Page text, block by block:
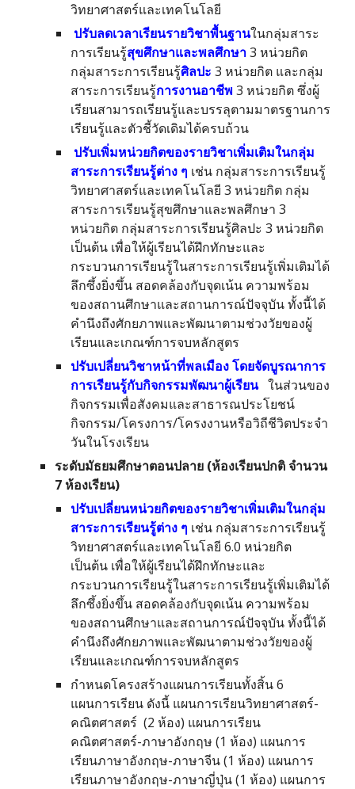
วิทยาศาสตร์และเทคโนโลยี
ปรับลดเวลาเรียนรายวิชาพื้นฐานในกลุ่มสาระ
การเรียนรู้สุขศึกษาและพลศึกษา3 หน่วยกิต
กลุ่มสาระการเรียนรู้ศิลปะ3 หน่วยกิต และกลุ่ม
สาระการเรียนรู้การงานอาชีพ 3 หน่วยกิต ซึ่งผู้
เรียนสามารถเรียนรู้และบรรลุตามมาตรฐานการ
เรียนรู้และตัวชี้วัดเดิมได้ครบถ้วน
ปรับเพิ่มหน่วยกิตของรายวิชาเพิ่มเติมในกลุ่ม
สาระการเรียนรู้ต่าง ๆ เช่น กลุ่มสาระการเรียนรู้
วิทยาศาสตร์และเทคโนโลยี 3 หน่วยกิต กลุ่ม
สาระการเรียนรู้สุขศึกษาและพลศึกษา 3
หน่วยกิต กลุ่มสาระการเรียนรู้ศิลปะ 3 หน่วยกิต
เป็นต้น เพื่อให้ผู้เรียนได้ฝึกทักษะและ
กระบวนการเรียนรู้ในสาระการเรียนรู้เพิ่มเติมได้
ลึกซึ้งยิ่งขึ้น สอดคล้องกับจุดเน้น ความพร้อม
ของสถานศึกษาและสถานการณ์ปัจจุบัน ทั้งนี้ได้
คำนึงถึงศักยภาพและพัฒนาตามช่วงวัยของผู้
เรียนและเกณฑ์การจบหลักสูตร
ปรับเปลี่ยนวิชาหน้าที่พลเมือง โดยจัดบูรณาการ
การเรียนรู้กับกิจกรรมพัฒนาผู้เรียน ในส่วนของ
กิจกรรมเพื่อสังคมและสาธารณประโยชน์
กิจกรรม/โครงการ/โครงงานหรือวิถีชีวิตประจำ
วันในโรงเรียน
ระดับมัธยมศึกษาตอนปลาย (ห้องเรียนปกติ จำนวน
7 ห้องเรียน)
ปรับเปลี่ยนหน่วยกิตของรายวิชาเพิ่มเติมในกลุ่ม
สาระการเรียนรู้ต่าง ๆ เช่น กลุ่มสาระการเรียนรู้
วิทยาศาสตร์และเทคโนโลยี 6.0 หน่วยกิต
เป็นต้น เพื่อให้ผู้เรียนได้ฝึกทักษะและ
กระบวนการเรียนรู้ในสาระการเรียนรู้เพิ่มเติมได้
ลึกซึ้งยิ่งขึ้น สอดคล้องกับจุดเน้น ความพร้อม
ของสถานศึกษาและสถานการณ์ปัจจุบัน ทั้งนี้ได้
คำนึงถึงศักยภาพและพัฒนาตามช่วงวัยของผู้
เรียนและเกณฑ์การจบหลักสูตร
กำหนดโครงสร้างแผนการเรียนทั้งสิ้น 6
แผนการเรียน ดังนี้ แผนการเรียนวิทยาศาสตร์-
คณิตศาสตร์ (2 ห้อง) แผนการเรียน
คณิตศาสตร์-ภาษาอังกฤษ (1 ห้อง) แผนการ
เรียนภาษาอังกฤษ-ภาษาจีน (1 ห้อง) แผนการ
เรียนภาษาอังกฤษ-ภาษาญี่ปุ่น (1 ห้อง) แผนการ